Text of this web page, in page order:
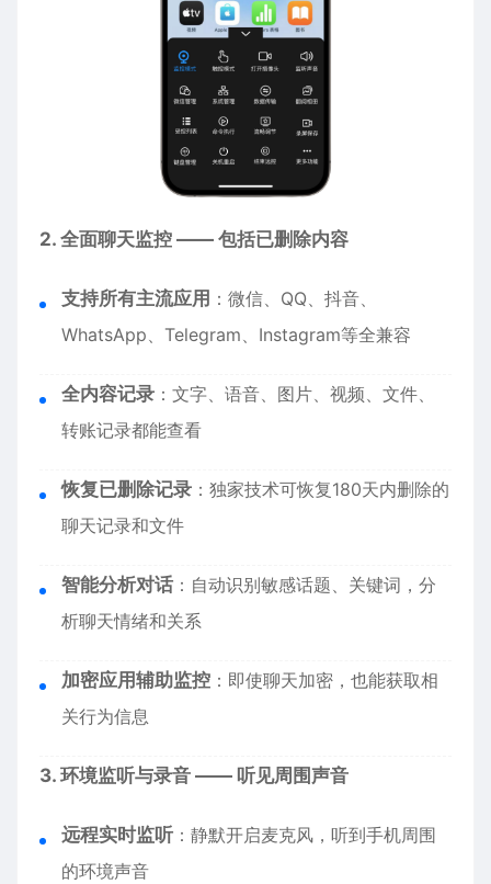
2. 全面聊天监控 —— 包括已删除内容
支持所有主流应用 ：微信、QQ、抖音、
WhatsApp、Telegram、Instagram等全兼容
全内容记录 ：文字、语音、图片、视频、文件、
转账记录都能查看
恢复已删除记录 ：独家技术可恢复180天内删除的
聊天记录和文件
智能分析对话 ：自动识别敏感话题、关键词，分
析聊天情绪和关系
加密应用辅助监控 ：即使聊天加密，也能获取相
关行为信息
3. 环境监听与录音 —— 听见周围声音
远程实时监听 ：静默开启麦克风，听到手机周围
的环境声音